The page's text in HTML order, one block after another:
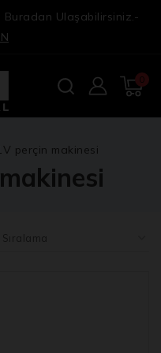
Buradan Ulaşabilirsiniz.-
0
perçin makinesi